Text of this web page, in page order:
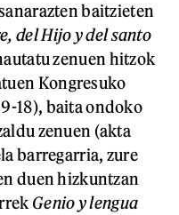
baitzieten
del Hijo y del santo
zenuen hitzok
Kongresuko
18), baita ondoko
zenuen (akta
barregarria, zure
duen hizkuntzan
Genio y lengua